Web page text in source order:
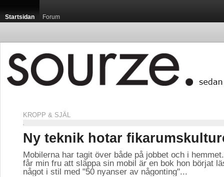
Startsidan Forum
KROPP & SJÄL
Ny teknik hotar
Mobilerna har tagit över både på jobbet och i
får min fru att släppa sin mobil är en bok hon börjat
något i stil med "50 nyanser av någonting"...